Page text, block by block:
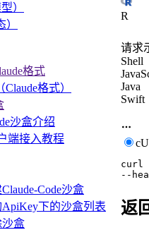
）
格式
Claude格式）
沙盒介绍
端接入教程
Code沙盒
下的沙盒列表
盒
R
请求
Shell
Java
Swift
curl
--
返